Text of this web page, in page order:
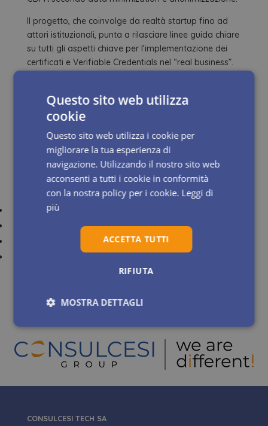
Il progetto, che coinvolge da realtà startup fino ad
attori istituzionali, punta a rilasciare linee guida chiare
su tutti gli aspetti chiave per l’implementazione dei
certificati e Verifiable Credentials nel “real business”.
quattro principali “workstream” che guidano l’operato
del Gruppo di Lavoro verso risposte efficaci
all’emergenza sanitaria in corso.
Ulteriori informazioni al sito www.covidcreds.com
CONSULCESI TECH SA
Questo sito web utilizza
cookie
Questo sito web utilizza i cookie per
migliorare la tua esperienza di
navigazione. Utilizzando il nostro sito web
acconsenti a tutti i cookie in conformità
con la nostra policy per i cookie. Leggi di
più
ACCETTA TUTTI
RIFIUTA
MOSTRA DETTAGLI
Necessari Statistici Marketing